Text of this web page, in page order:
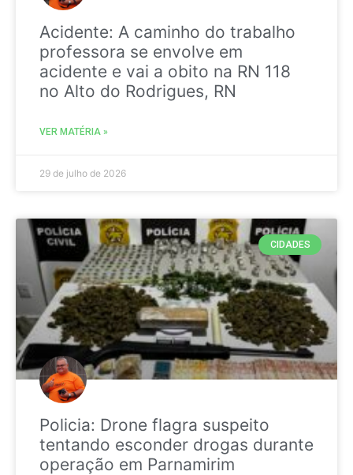
Acidente: A caminho do trabalho
professora se envolve em
acidente e vai a obito na RN 118
no Alto do Rodrigues, RN
VER MATÉRIA »
29 de julho de 2026
CIDADES
Policia: Drone flagra suspeito
tentando esconder drogas durante
operação em Parnamirim